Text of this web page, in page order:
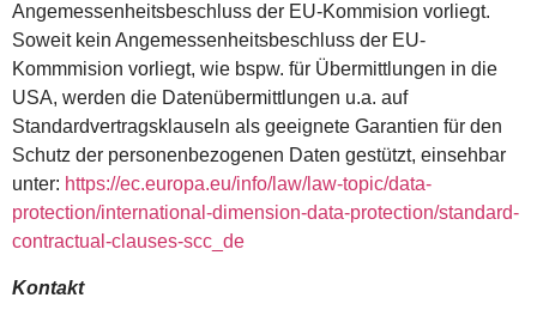
Angemessenheitsbeschluss der EU-Kommision vorliegt.
Soweit kein Angemessenheitsbeschluss der EU-
Kommmision vorliegt, wie bspw. für Übermittlungen in die
USA, werden die Datenübermittlungen u.a. auf
Standardvertragsklauseln als geeignete Garantien für den
Schutz der personenbezogenen Daten gestützt, einsehbar
unter: https://ec.europa.eu/info/law/law-topic/data-
protection/international-dimension-data-protection/standard-
contractual-clauses-scc_de
Kontakt